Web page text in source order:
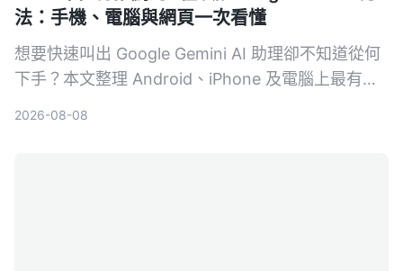
法：手機、電腦與網頁一次看懂
想要快速叫出 Google Gemini AI 助理卻不知道從何
下手？本文整理 Android、iPhone 及電腦上最有效
2026-08-08